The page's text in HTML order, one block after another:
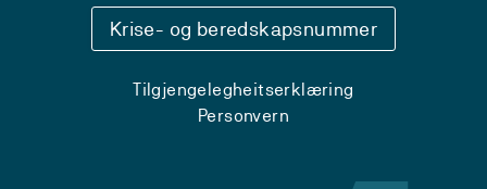
Krise- og beredskapsnummer
Tilgjengelegheitserklæring
Personvern